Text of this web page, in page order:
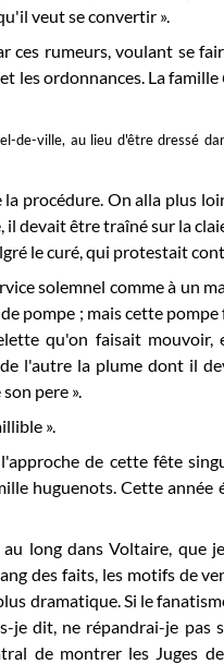
veut se convertir ».
ces rumeurs, voulant se
les ordonnances. La famille
de-ville, au lieu d'être dressé
procédure. On alla plus
devait être traîné sur la
le curé, qui protestait
solemnel comme à un
pompe ; mais cette
qu'on faisait
l'autre la plume dont il
pere ».
».
de cette fête
huguenots. Cette année
long dans Voltaire, que
des faits, les motifs de
dramatique. Si le
je dit, ne répandrai-je pas
de montrer les Juges